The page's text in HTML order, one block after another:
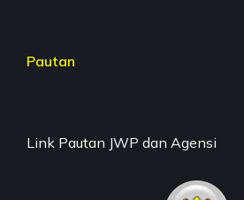
Pautan
Link Pautan JWP dan Agensi